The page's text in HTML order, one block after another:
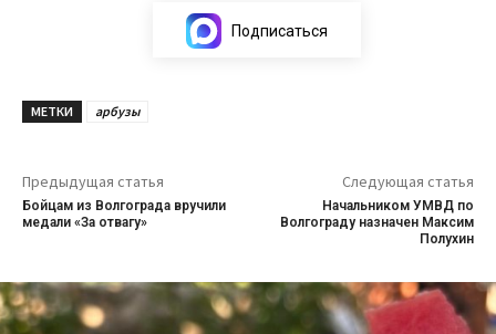
Подписаться
МЕТКИ арбузы
Предыдущая статья
Бойцам из Волгограда вручили
медали «За отвагу»
Следующая статья
Начальником УМВД по
Волгограду назначен Максим
Полухин